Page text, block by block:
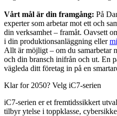
Vårt mål är din framgång: På
experter som arbetar mot ett och
din verksamhet – framåt. Oavsett
i din produktionsanläggning eller
Allt är möjligt – om du samarbetar
och din bransch inifrån och ut. En
vägleda ditt företag in på en
Klar for 2050? Velg iC7-serien
iC7-serien er et fremtidssikkert
tilbyr ytelse i toppklasse,